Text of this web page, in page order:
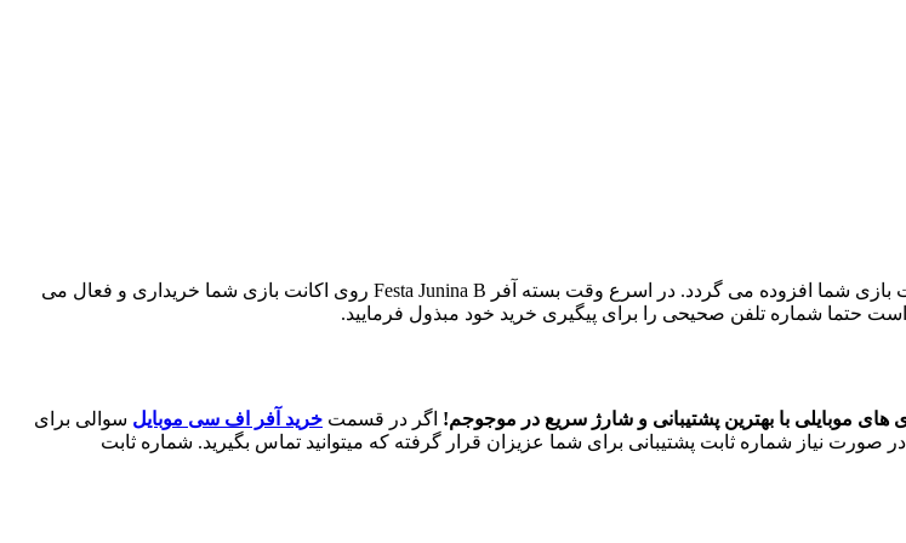
با خرید آفر Festa Junina B بازی اف سی موبایل (FC Mobile)، محصول خریداری شده به اکانت بازی شما افزوده می گردد. در اسرع وقت بسته آفر Festa Junina B روی اکانت بازی شما خریداری و فعال می
حتما شماره تلفن صحیحی را برای پیگیری خرید خود مبذول فرمایید.
های موبایلی با بهترین پشتیبانی و شارژ سریع در موجوجم! اگر در قسمت خرید آفر اف سی موبایل سوالی برای
در صورت نیاز شماره ثابت پشتیبانی برای شما عزیزان قرار گرفته که میتوانید تماس بگیرید. شماره ثابت